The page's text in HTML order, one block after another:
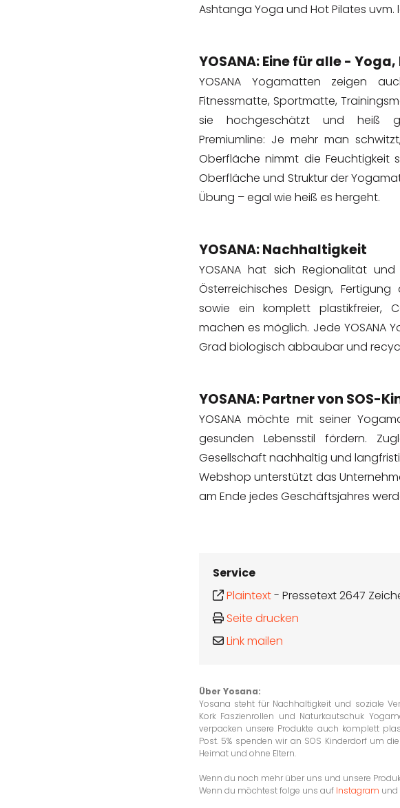
Ashtanga Yoga und Hot Pilates
YOSANA: Eine für alle -
YOSANA Yogamatten zeigen
Fitnessmatte, Sportmatte,
sie hochgeschätzt und heiß
Premiumline: Je mehr man
Oberfläche nimmt die
Oberfläche und Struktur der
Übung – egal wie heiß es hergeht.
YOSANA: Nachhaltigkeit
YOSANA hat sich Regionalität
Österreichisches Design,
sowie ein komplett plastikfreier,
machen es möglich. Jede YOSANA
Grad biologisch abbaubar und
YOSANA: Partner von SOS-
YOSANA möchte mit seiner
gesunden Lebensstil fördern.
Gesellschaft nachhaltig und
Webshop unterstützt das
am Ende jedes Geschäftsjahres
Service
Plaintext- Pressetext 2647
Seite drucken
Link mailen
Über Yosana:
Yosana steht für Nachhaltigkeit und soziale
Kork Faszienrollen und Naturkautschuk
verpacken unsere Produkte auch komplett
Post. 5% spenden wir an SOS Kinderdorf um
Heimat und ohne Eltern.
Wenn du noch mehr über uns und unsere
Wenn du möchtest folge uns auf Instagram und